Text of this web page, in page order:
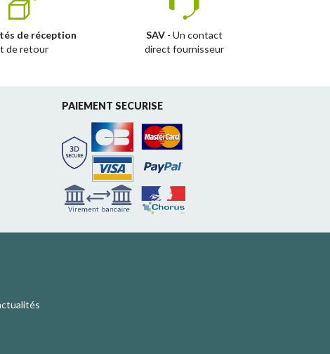
de réception
de retour
SAV- Un contact
direct fournisseur
PAIEMENT SECURISE